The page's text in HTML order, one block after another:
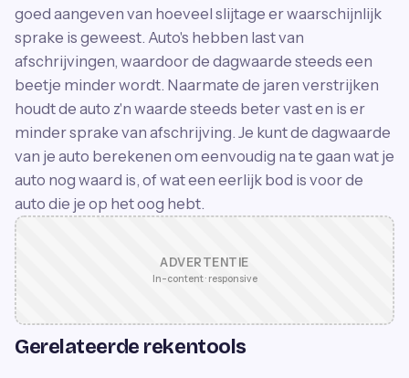
goed aangeven van hoeveel slijtage er waarschijnlijk
sprake is geweest. Auto's hebben last van
afschrijvingen, waardoor de dagwaarde steeds een
beetje minder wordt. Naarmate de jaren verstrijken
houdt de auto z'n waarde steeds beter vast en is er
minder sprake van afschrijving. Je kunt de dagwaarde
van je auto berekenen om eenvoudig na te gaan wat je
auto nog waard is, of wat een eerlijk bod is voor de
auto die je op het oog hebt.
ADVERTENTIE
In-content · responsive
Gerelateerde rekentools